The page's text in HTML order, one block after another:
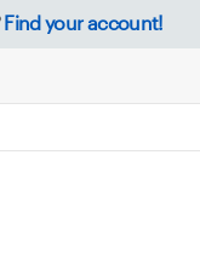
Find your account!